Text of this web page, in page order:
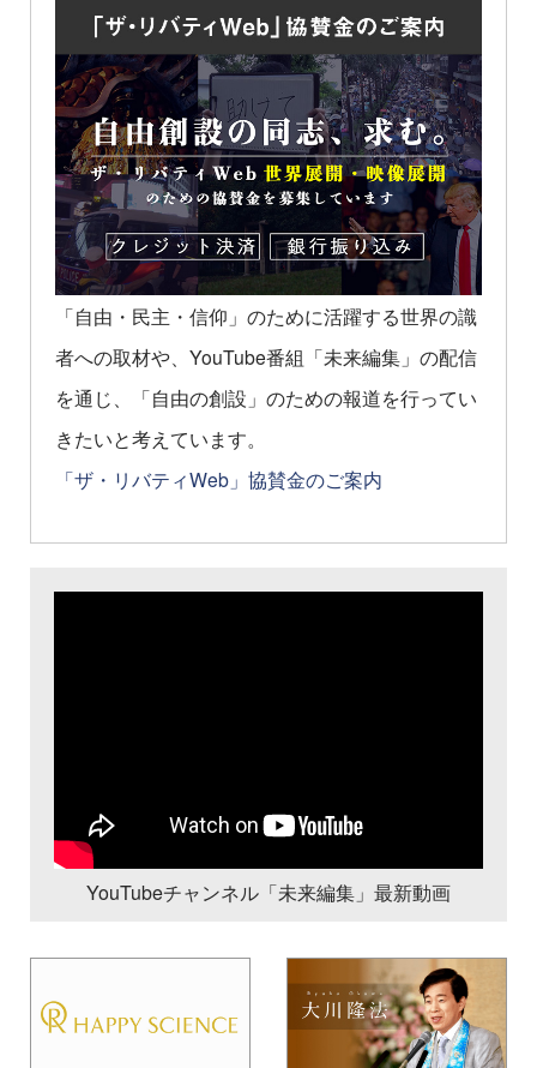
「自由・民主・信仰」のために活躍する世界の識
者への取材や、YouTube番組「未来編集」の配信
を通じ、「自由の創設」のための報道を行ってい
きたいと考えています。
「ザ・リバティWeb」協賛金のご案内
YouTubeチャンネル「未来編集」最新動画